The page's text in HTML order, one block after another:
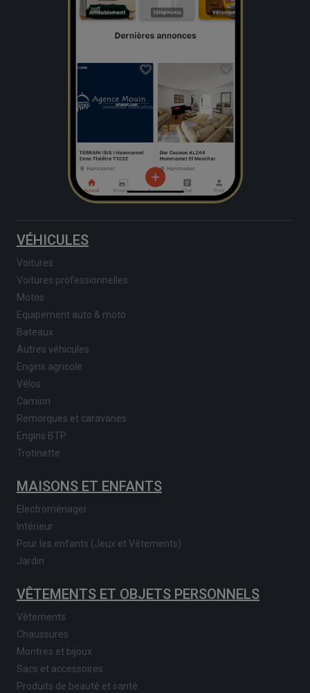
VÉHICULES
Voitures
Voitures professionnelles
Motos
Equipement auto & moto
Bateaux
Autres véhicules
Engins agricole
Vélos
Camion
Remorques et caravanes
Engins BTP
Trotinette
MAISONS ET ENFANTS
Electroménager
Intérieur
Pour les enfants (Jeux et Vêtements)
Jardin
VÊTEMENTS ET OBJETS PERSONNELS
Vêtements
Chaussures
Montres et bijoux
Sacs et accessoires
Produits de beauté et santé